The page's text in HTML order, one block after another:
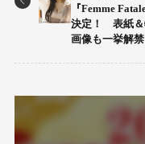
『Femme
決定！ 表紙＆
画像も一挙解禁